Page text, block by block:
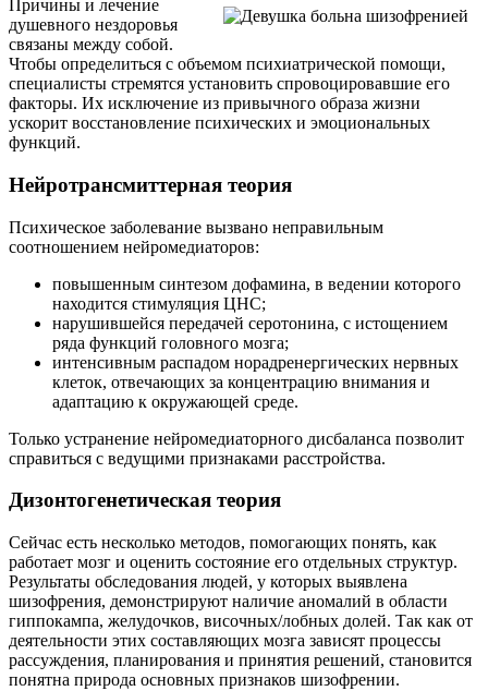
Причины и лечение
душевного нездоровья
связаны между собой.
Чтобы определиться с объемом психиатрической помощи,
специалисты стремятся установить спровоцировавшие его
факторы. Их исключение из привычного образа жизни
ускорит восстановление психических и эмоциональных
функций.
Нейротрансмиттерная теория
Психическое заболевание вызвано неправильным
соотношением нейромедиаторов:
повышенным синтезом дофамина, в ведении которого
находится стимуляция ЦНС;
нарушившейся передачей серотонина, с истощением
ряда функций головного мозга;
интенсивным распадом норадренергических нервных
клеток, отвечающих за концентрацию внимания и
адаптацию к окружающей среде.
Только устранение нейромедиаторного дисбаланса позволит
справиться с ведущими признаками расстройства.
Дизонтогенетическая теория
Сейчас есть несколько методов, помогающих понять, как
работает мозг и оценить состояние его отдельных структур.
Результаты обследования людей, у которых выявлена
шизофрения, демонстрируют наличие аномалий в области
гиппокампа, желудочков, височных/лобных долей. Так как от
деятельности этих составляющих мозга зависят процессы
рассуждения, планирования и принятия решений, становится
понятна природа основных признаков шизофрении.